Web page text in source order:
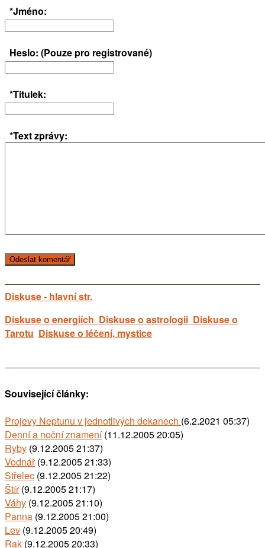
*Jméno:
Heslo: (Pouze pro registrované)
*Titulek:
*Text zprávy:
Diskuse - hlavní str.
Diskuse o energiích Diskuse o astrologii Diskuse o
Tarotu Diskuse o léčení, mystice
Související články:
Projevy Neptunu v jednotlivých dekanech (6.2.2021 05:37)
Denní a noční znamení(11.12.2005 20:05)
Ryby (9.12.2005 21:37)
Vodnář(9.12.2005 21:33)
Střelec (9.12.2005 21:22)
Štír(9.12.2005 21:17)
Váhy (9.12.2005 21:10)
Panna (9.12.2005 21:00)
Lev (9.12.2005 20:49)
Rak (9.12.2005 20:33)